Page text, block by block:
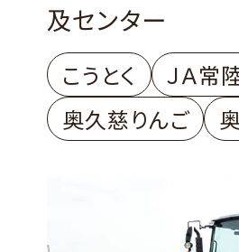
及センター
こうとく
ＪＡ常
奥久慈りんご